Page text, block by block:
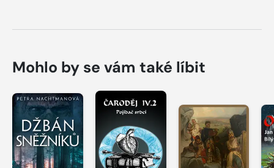
Mohlo by se vám také líbit